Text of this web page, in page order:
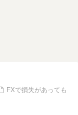
FXで損失があっても